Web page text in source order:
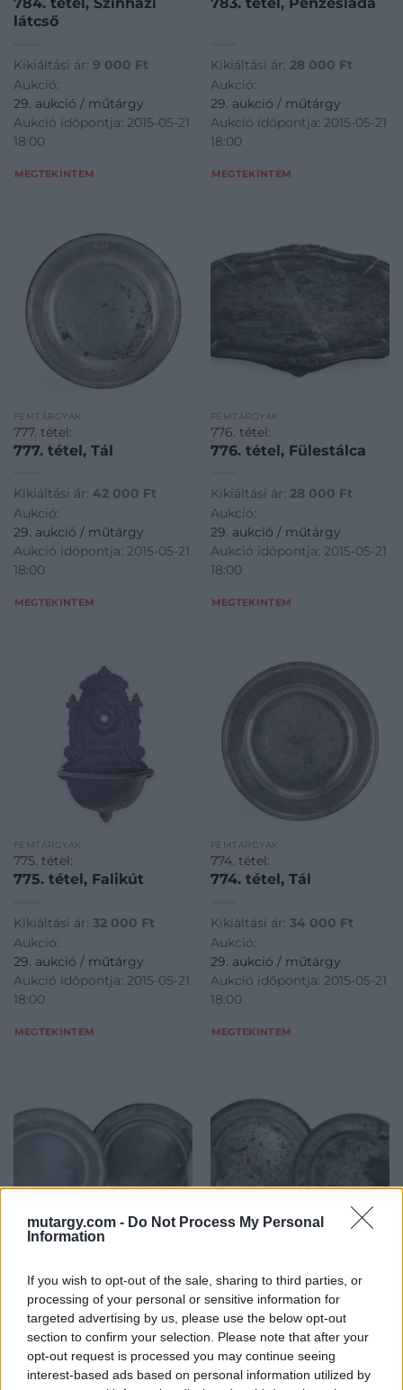
mutargy.com - Do Not Process My Personal
Information
If you wish to opt-out of the sale, sharing to third parties, or
processing of your personal or sensitive information for
targeted advertising by us, please use the below opt-out
section to confirm your selection. Please note that after your
opt-out request is processed you may continue seeing
interest-based ads based on personal information utilized by
784. tétel, Színházi
látcső
Kikiáltási ár: 9 000 Ft
Aukció:
29. aukció / műtárgy
Aukció időpontja: 2015-05-21
18:00
MEGTEKINTEM
783. tétel, Pénzesláda
Kikiáltási ár: 28 000 Ft
Aukció:
29. aukció / műtárgy
Aukció időpontja: 2015-05-21
18:00
MEGTEKINTEM
FÉMTÁRGYAK
777. tétel:
777. tétel, Tál
Kikiáltási ár: 42 000 Ft
Aukció:
29. aukció / műtárgy
Aukció időpontja: 2015-05-21
18:00
MEGTEKINTEM
FÉMTÁRGYAK
776. tétel:
776. tétel, Fülestálca
Kikiáltási ár: 28 000 Ft
Aukció:
29. aukció / műtárgy
Aukció időpontja: 2015-05-21
18:00
MEGTEKINTEM
FÉMTÁRGYAK
775. tétel:
775. tétel, Falikút
Kikiáltási ár: 32 000 Ft
Aukció:
29. aukció / műtárgy
Aukció időpontja: 2015-05-21
18:00
MEGTEKINTEM
FÉMTÁRGYAK
774. tétel:
774. tétel, Tál
Kikiáltási ár: 34 000 Ft
Aukció:
29. aukció / műtárgy
Aukció időpontja: 2015-05-21
18:00
MEGTEKINTEM
FÉMTÁRGYAK
773. tétel:
773. tétel, Tányér, 4 db
Kikiáltási ár:38 000Ft
Aukció:
FÉMTÁRGYAK
772. tétel:
772. tétel, Tányér, 4 db
Kikiáltási ár:36 000
Aukció: